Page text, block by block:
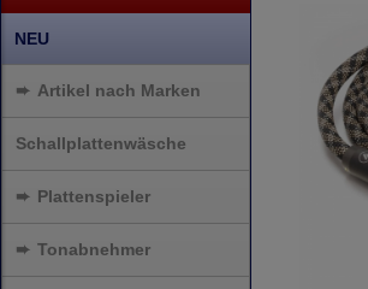
NEU
➨ Artikel nach Marken
Schallplattenwäsche
➨ Plattenspieler
➨ Tonabnehmer